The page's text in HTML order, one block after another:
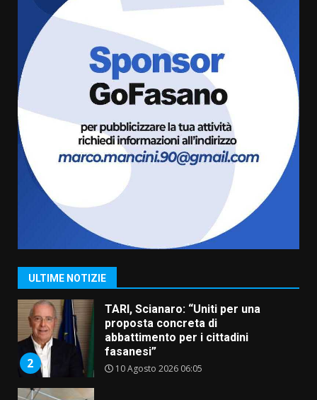
ULTIME NOTIZIE
8 Agosto 2026 11:00
Savelletri in festa, domani sera
grande spettacolo con Uccio De
Santis
8 Agosto 2026 07:30
Politiche Giovanili e Mobilità
Sostenibile: premiati gli studenti
universitari del bando “La strada
giusta”
8 Agosto 2026 07:15
1
Savelletri in festa, pienone sul
porto per Uccio De Santis: la
voce di Antonella Losavio
2
TARI, Scianaro: “Uniti per una
proposta concreta di
abbattimento per i cittadini
fasanesi”
10 Agosto 2026 06:05